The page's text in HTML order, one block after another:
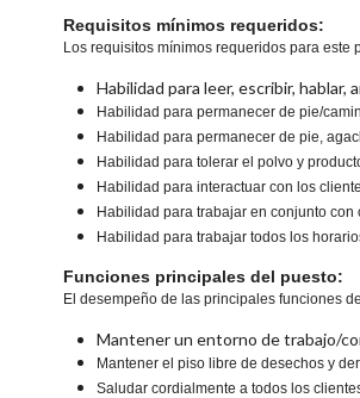
Requisitos mínimos requeridos:
Los requisitos mínimos requeridos para este
Habilidad para leer, escribir,
Habilidad para permanecer de pie/
Habilidad para permanecer de pie,
Habilidad para tolerar el polvo y
Habilidad para interactuar con los
Habilidad para trabajar en conjunto con
Habilidad para trabajar todos los
Funciones principales del puesto:
El desempeño de las principales funciones
Mantener un entorno de trabajo/
Mantener el piso libre de desechos y
Saludar cordialmente a todos los